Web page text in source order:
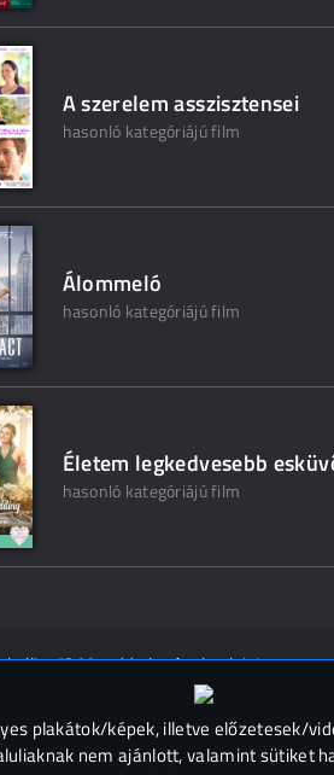
A szerelem asszisztensei
hasonló kategóriájú film
Álommeló
hasonló kategóriájú film
Életem legkedvesebb
hasonló kategóriájú film
Mondd el másoknak is!
)
plakátok/képek, illetve előzetesek/
nem ajánlott, valamint sütiket